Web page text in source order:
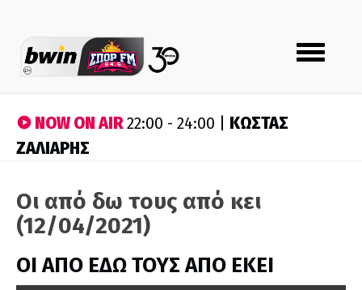
Toggle
navigation
NOW ON AIR22:00 - 24:00 | ΚΩΣΤΑΣ
ΖΑΛΙΑΡΗΣ
Οι από δω τους από κει
(12/04/2021)
ΟΙ ΑΠΟ ΕΔΩ ΤΟΥΣ ΑΠΟ ΕΚΕΙ